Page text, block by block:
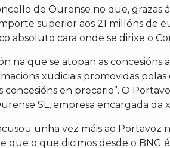
de Ourense no que,
superior aos 21 millóns de
absoluto cara onde se dirixe o
na que se atopan as
xudiciais promovidas
en precario”. O
SL, empresa encargada
unha vez máis ao
que o que dicimos desde o